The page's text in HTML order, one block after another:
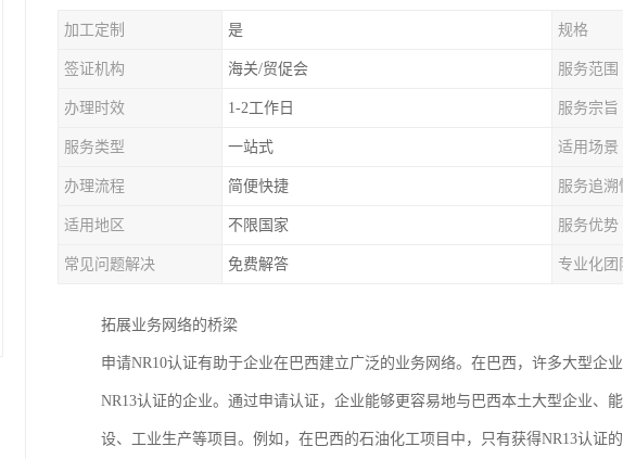
加工定制 是 规格
签证机构 海关/贸促会 服务范围
办理时效 1-2工作日 服务宗旨
服务类型 一站式 适用场景
办理流程 简便快捷 服务追溯
适用地区 不限国家 服务优势
常见问题解决 免费解答 专业化团
拓展业务网络的桥梁
申请NR10认证有助于企业在巴西建立广泛的业务网络。在巴西，许多大型企
NR13认证的企业。通过申请认证，企业能够更容易地与巴西本土大型企业、
设、工业生产等项目。例如，在巴西的石油化工项目中，只有获得NR13认证